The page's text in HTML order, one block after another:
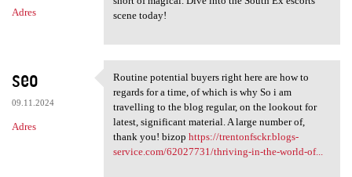
Adres
scene today!
seo
09.11.2024
Adres
Routine potential buyers
Routine potential buyers right here are how to
regards for a time, of which is why So i am
travelling to the blog regular, on the lookout for
latest, significant material. A large number of,
thank you! bizop https://trentonfsckr.blogs-
service.com/62027731/thriving-in-the-world-of...